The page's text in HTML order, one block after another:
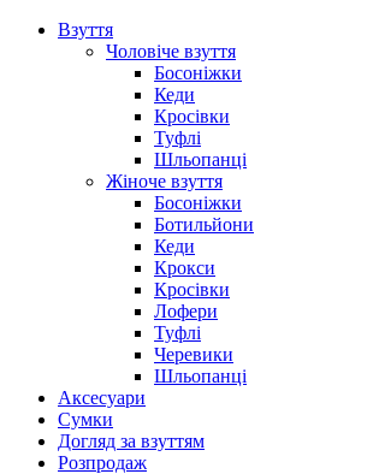
Взуття
Чоловіче взуття
Босоніжки
Кеди
Кросівки
Туфлі
Шльопанці
Жіноче взуття
Босоніжки
Ботильйони
Кеди
Крокси
Кросівки
Лофери
Туфлі
Черевики
Шльопанці
Аксесуари
Сумки
Догляд за взуттям
Розпродаж